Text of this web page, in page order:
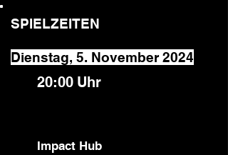
SPIELZEITEN
Dienstag, 5. November 2024
20:00 Uhr
Impact Hub